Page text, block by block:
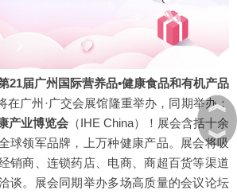
21届广州国际营养品•健康食品和有机产品
在广州·广交会展馆隆重举办，同期举办：
产业博览会 （IHE China）
！展会含括十余
球领军品牌，上万种健康产品。展会将吸
销商、连锁药店、电商、商超百货等渠道
谈。展会同期举办多场高质量的会议论坛
︽
︾